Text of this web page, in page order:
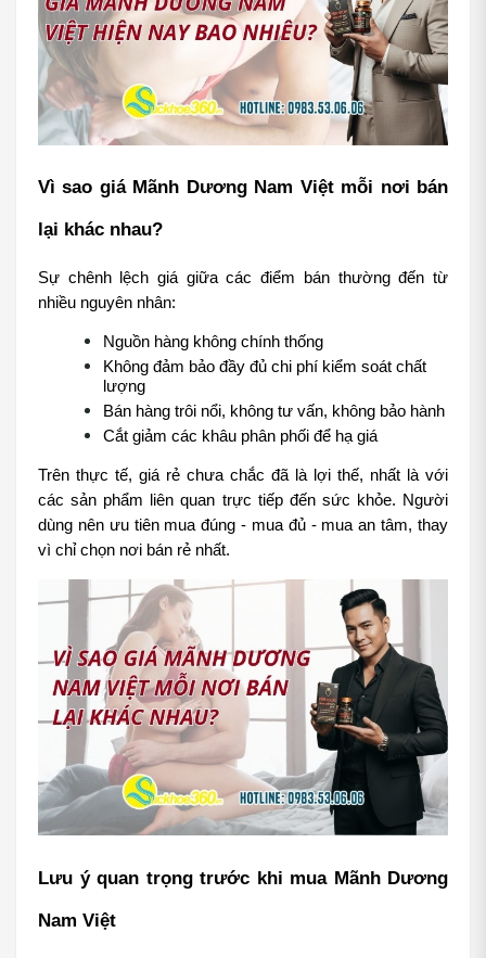
Vì sao giá Mãnh Dương Nam Việt mỗi nơi bán
lại khác nhau?
Sự chênh lệch giá giữa các điểm bán thường đến từ
nhiều nguyên nhân:
Nguồn hàng không chính thống
Không đảm bảo đầy đủ chi phí kiểm soát chất
lượng
Bán hàng trôi nổi, không tư vấn, không bảo hành
Cắt giảm các khâu phân phối để hạ giá
Trên thực tế, giá rẻ chưa chắc đã là lợi thế, nhất là với
các sản phẩm liên quan trực tiếp đến sức khỏe. Người
dùng nên ưu tiên mua đúng - mua đủ - mua an tâm, thay
vì chỉ chọn nơi bán rẻ nhất.
Lưu ý quan trọng trước khi mua Mãnh Dương
Nam Việt